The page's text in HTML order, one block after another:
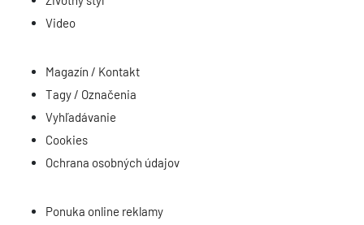
Video
Magazín / Kontakt
Tagy / Označenia
Vyhľadávanie
Cookies
Ochrana osobných údajov
Ponuka online reklamy